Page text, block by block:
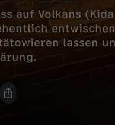
auf Volkans
lassen